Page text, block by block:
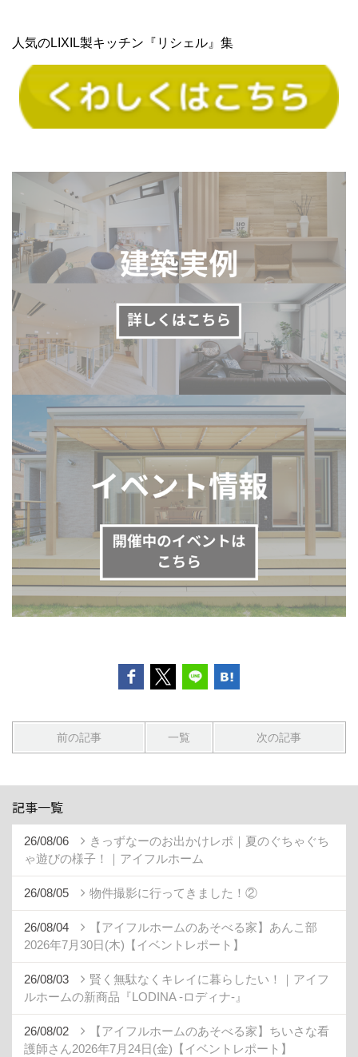
人気のLIXIL製キッチン『リシェル』集
前の記事 一覧 次の記事
記事一覧
26/08/06
きっずなーのお出かけレポ｜夏のぐちゃぐち
ゃ遊びの様子！｜アイフルホーム
26/08/05 物件撮影に行ってきました！②
26/08/04
【アイフルホームのあそべる家】あんこ部
2026年7月30日(木)【イベントレポート】
26/08/03
賢く無駄なくキレイに暮らしたい！｜アイフ
ルホームの新商品『LODINA -ロディナ-』
26/08/02
【アイフルホームのあそべる家】ちいさな看
護師さん2026年7月24日(金)【イベントレポート】